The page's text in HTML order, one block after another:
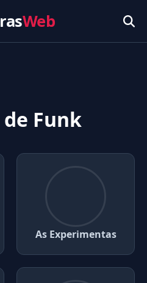
Web
Funk
As Experimentas